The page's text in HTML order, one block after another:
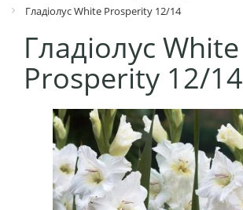
Гладіолус White Prosperity 12/14
Гладіолус White
Prosperity 12/14